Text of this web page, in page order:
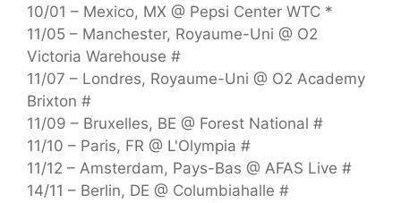
10/01 – Mexico, MX @ Pepsi Center WTC *
11/05 – Manchester, Royaume-Uni @ O2
Victoria Warehouse #
11/07 – Londres, Royaume-Uni @ O2 Academy
Brixton #
11/09 – Bruxelles, BE @ Forest National #
11/10 – Paris, FR @ L'Olympia #
11/12 – Amsterdam, Pays-Bas @ AFAS Live #
14/11 – Berlin, DE @ Columbiahalle #